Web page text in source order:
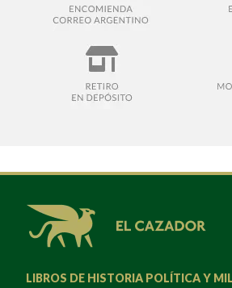
LIBROS DE HISTORIA POLÍTICA Y